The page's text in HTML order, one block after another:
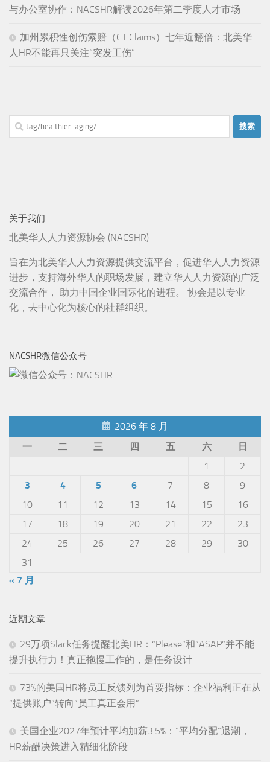
与办公室协作：NACSHR解读2026年第二季度人才市场
加州累积性创伤索赔（CT Claims）七年近翻倍：北美华
人HR不能再只关注“突发工伤”
搜
索：
关于我们
北美华人人力资源协会 (NACSHR)
旨在为北美华人人力资源提供交流平台，促进华人人力资源
进步，支持海外华人的职场发展，建立华人人力资源的广泛
交流合作， 助力中国企业国际化的进程。 协会是以专业
化，去中心化为核心的社群组织。
NACSHR微信公众号
2026 年 8 月
一
二 三 四 五 六
日
1
2
3
4 5 6 7 8
9
10
11 12 13 14 15
16
17
18 19 20 21 22
23
24
25 26 27 28 29
30
31
« 7 月
近期文章
29万项Slack任务提醒北美HR：“Please”和“ASAP”并不能
提升执行力！真正拖慢工作的，是任务设计
73%的美国HR将员工反馈列为首要指标：企业福利正在从
“提供账户”转向“员工真正会用”
美国企业2027年预计平均加薪3.5%：“平均分配”退潮，
HR薪酬决策进入精细化阶段